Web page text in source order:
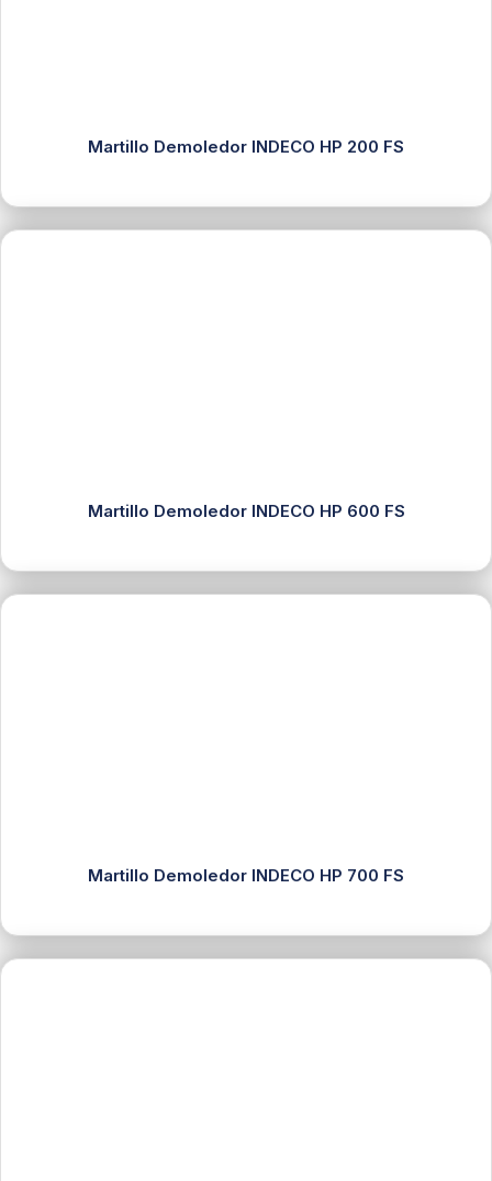
Martillo Demoledor INDECO HP 200 FS
Martillo Demoledor INDECO HP 600 FS
Martillo Demoledor INDECO HP 700 FS